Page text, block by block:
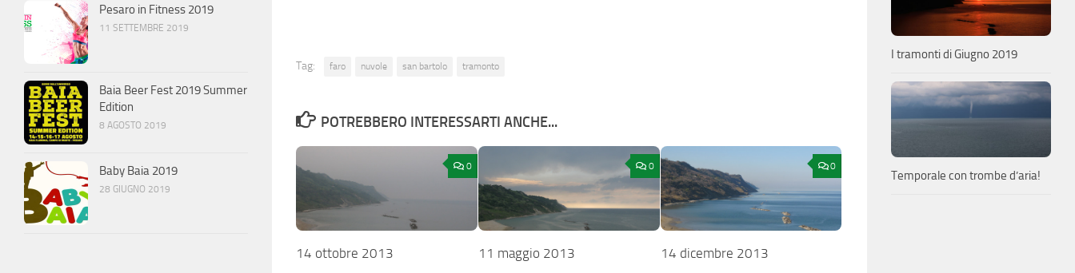
Tag: faro nuvole san bartolo tramonto
POTREBBERO INTERESSARTI ANCHE...
0
14 ottobre 2013
0
11 maggio 2013
0
14 dicembre 2013
Pesaro in Fitness 2019
11 SETTEMBRE 2019
Baia Beer Fest 2019 Summer
Edition
8 AGOSTO 2019
Baby Baia 2019
28 GIUGNO 2019
I tramonti di Giugno 2019
Temporale con trombe d’aria!